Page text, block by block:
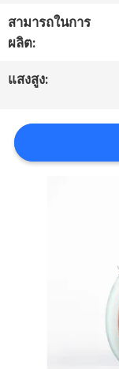
ติดต่อ
ข่าว
สามารถในการ
ผลิต:
แสงสูง: